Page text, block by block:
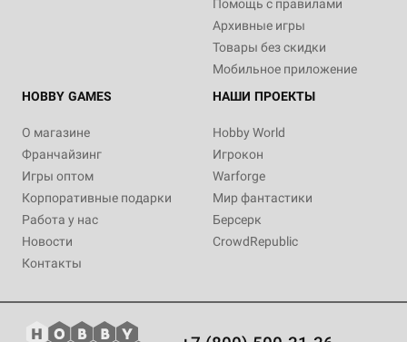
Помощь с правилами
Архивные игры
Товары без скидки
Мобильное приложение
HOBBY GAMES
О магазине
Франчайзинг
Игры оптом
Корпоративные подарки
Работа у нас
Новости
Контакты
НАШИ ПРОЕКТЫ
Hobby World
Игрокон
Warforge
Мир фантастики
Берсерк
CrowdRepublic